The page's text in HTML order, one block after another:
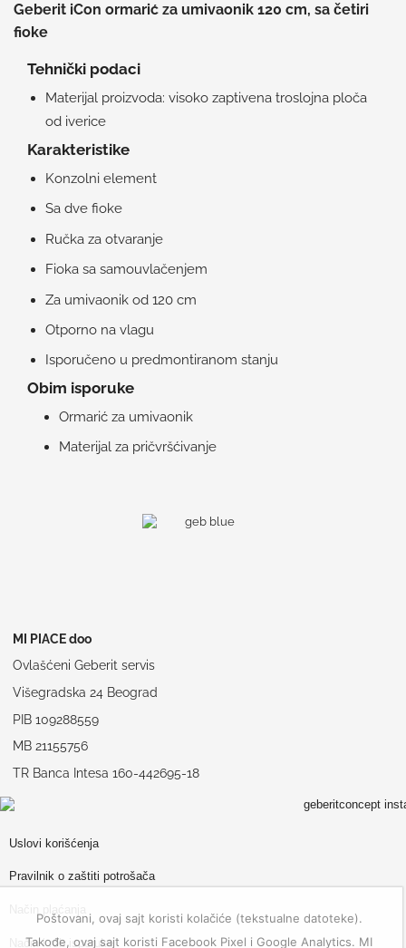
Geberit iCon ormarić za umivaonik 120 cm, sa četiri
fioke
Tehnički podaci
Materijal proizvoda: visoko zaptivena troslojna ploča
od iverice
Karakteristike
Konzolni element
Sa dve fioke
Ručka za otvaranje
Fioka sa samouvlačenjem
Za umivaonik od 120 cm
Otporno na vlagu
Isporučeno u predmontiranom stanju
Obim isporuke
Ormarić za umivaonik
Materijal za pričvršćivanje
MI PIACE doo
Ovlašćeni Geberit servis
Višegradska 24 Beograd
PIB 109288559
MB 21155756
TR Banca Intesa 160-442695-18
Uslovi korišćenja
Pravilnik o zaštiti potrošača
Način i rok isporuke
Poštovani, ovaj sajt koristi kolačiće (tekstualne datoteke).
Takođe, ovaj sajt koristi Facebook Pixel i Google Analytics. MI